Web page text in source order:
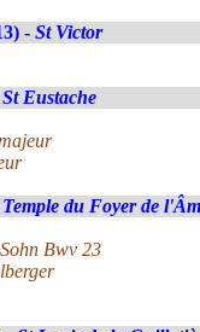
- St Victor
St Eustache
Temple du Foyer de
Bwv 23